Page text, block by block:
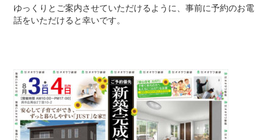
ゆっくりとご案内させていただけるように、事前に予約のお電
話をいただけると幸いです。